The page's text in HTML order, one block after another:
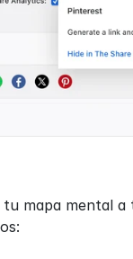
mapa mental a